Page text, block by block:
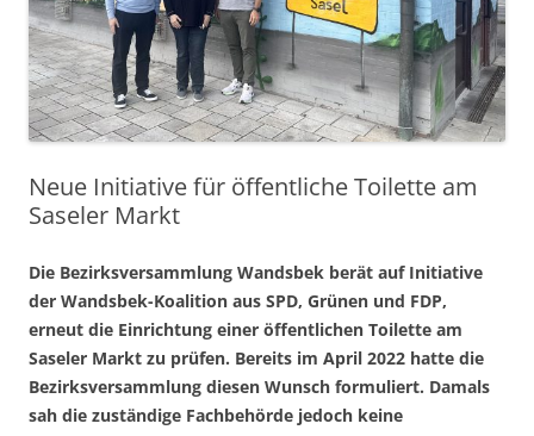
Neue Initiative für öffentliche Toilette am
Saseler Markt
Die Bezirksversammlung Wandsbek berät auf Initiative
der Wandsbek-Koalition aus SPD, Grünen und FDP,
erneut die Einrichtung einer öffentlichen Toilette am
Saseler Markt zu prüfen. Bereits im April 2022 hatte die
Bezirksversammlung diesen Wunsch formuliert. Damals
sah die zuständige Fachbehörde jedoch keine